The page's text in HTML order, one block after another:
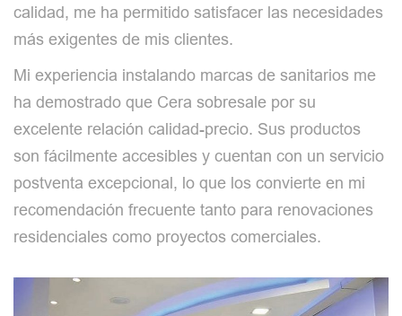
calidad, me ha permitido satisfacer las necesidades
más exigentes de mis clientes.
Mi experiencia instalando marcas de sanitarios me
ha demostrado que Cera sobresale por su
excelente relación calidad-precio. Sus productos
son fácilmente accesibles y cuentan con un servicio
postventa excepcional, lo que los convierte en mi
recomendación frecuente tanto para renovaciones
residenciales como proyectos comerciales.